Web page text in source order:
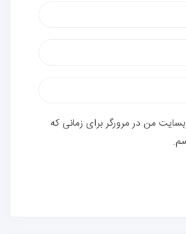
من در مرورگر برای زمانی که